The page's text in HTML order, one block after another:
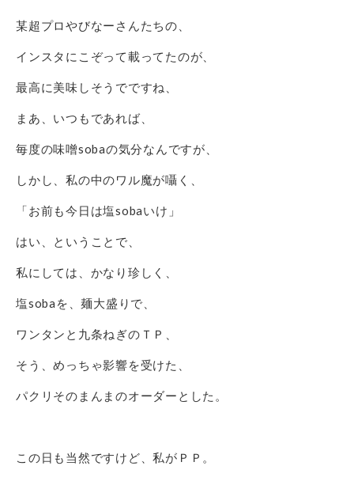
某超プロやびなーさんたちの、
インスタにこぞって載ってたのが、
最高に美味しそうでですね、
まあ、いつもであれば、
毎度の味噌sobaの気分なんですが、
しかし、私の中のワル魔が囁く、
「お前も今日は塩sobaいけ」
はい、ということで、
私にしては、かなり珍しく、
塩sobaを、麺大盛りで、
ワンタンと九条ねぎのＴＰ、
そう、めっちゃ影響を受けた、
パクリそのまんまのオーダーとした。
この日も当然ですけど、私がＰＰ。